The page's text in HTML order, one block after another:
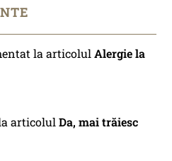
la articolulAlergie la
articolulDa, mai trăiesc